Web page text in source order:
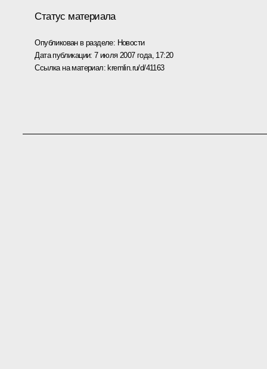
Статус материала
Опубликован в разделе: Новости
Дата публикации:7 июля 2007 года, 17:20
Ссылка на материал:kremlin.ru/d/41163